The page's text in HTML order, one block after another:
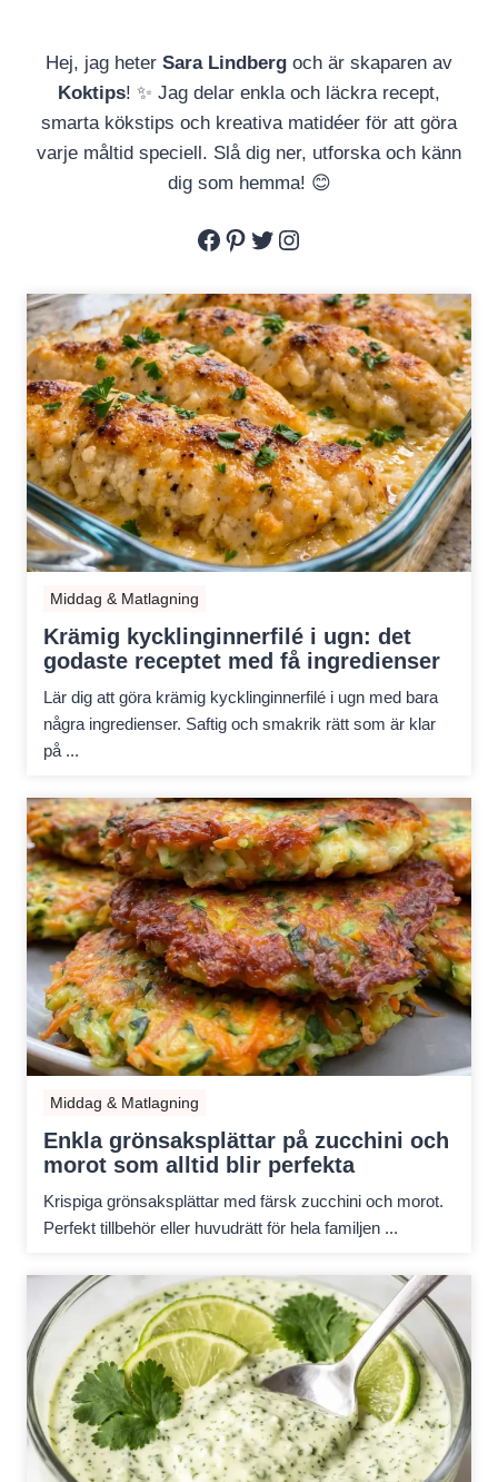
Hej, jag heter Sara Lindberg och är skaparen av
Koktips! ✨ Jag delar enkla och läckra recept,
smarta kökstips och kreativa matidéer för att göra
varje måltid speciell. Slå dig ner, utforska och känn
dig som hemma! 😊
Facebook
Pinterest
Twitter
Instagram
Middag & Matlagning
Krämig kycklinginnerfilé i ugn: det
godaste receptet med få ingredienser
Lär dig att göra krämig kycklinginnerfilé i ugn med bara
några ingredienser. Saftig och smakrik rätt som är klar
på ...
Middag & Matlagning
Enkla grönsaksplättar på zucchini och
morot som alltid blir perfekta
Krispiga grönsaksplättar med färsk zucchini och morot.
Perfekt tillbehör eller huvudrätt för hela familjen ...